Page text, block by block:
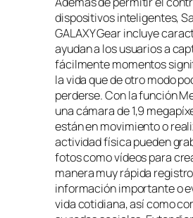
dispositivos inteligentes,
GALAXY Gear incluye
ayudan a los usuarios a
fácilmente momentos
la vida que de otro modo
perderse. Con la función
una cámara de 1,9
están en movimiento o
actividad física pueden
fotos como vídeos para
manera muy rápida
información importante o
vida cotidiana, así como